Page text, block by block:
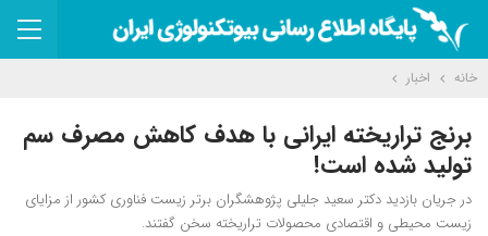
خانه اخبار
برنج تراریخته ایرانی با هدف کاهش مصرف سم
تولید شده است!
در جریان بازدید دکتر سعید جلیلی پژوهشگران برتر زیست فناوری کشور از مزایای
زیست محیطی و اقتصادی محصولات تراریخته سخن گفتند.